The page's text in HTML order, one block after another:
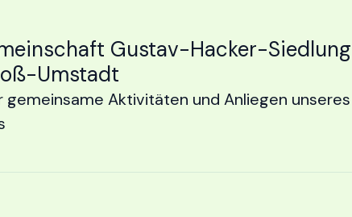
Gustav-Hacker-Siedlung
Umstadt
gemeinsame Aktivitäten und Anliegen unseres